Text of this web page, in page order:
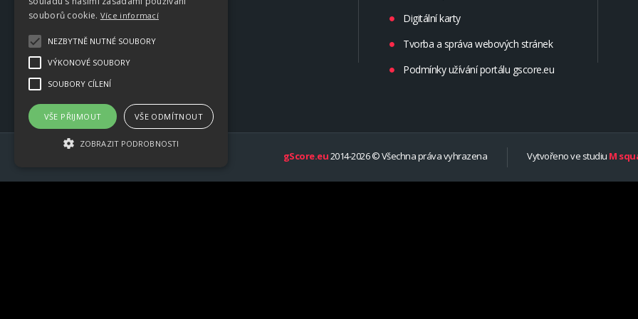
Digitální karty
Tvorba a správa webových stránek
Podmínky užívání portálu gscore.eu
gScore.eu2014-2026 © Všechna práva vyhrazena Vytvořeno ve studiu M
souborů cookie. Více informací
NEZBYTNĚ NUTNÉ SOUBORY
VÝKONOVÉ SOUBORY
SOUBORY CÍLENÍ
VŠE PŘIJMOUT VŠE ODMÍTNOUT
ZOBRAZIT PODROBNOSTI